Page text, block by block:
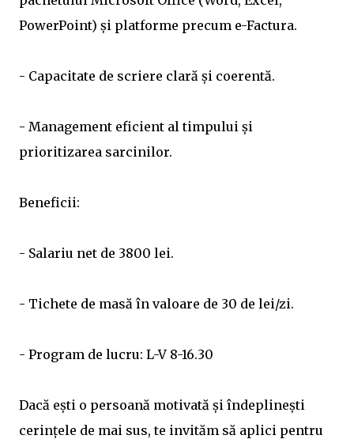
PowerPoint) și platforme precum e-Factura.
- Capacitate de scriere clară și coerentă.
- Management eficient al timpului și
prioritizarea sarcinilor.
Beneficii:
- Salariu net de 3800 lei.
- Tichete de masă în valoare de 30 de lei/zi.
- Program de lucru: L-V 8-16.30
Dacă ești o persoană motivată și îndeplinești
cerințele de mai sus, te invităm să aplici pentru